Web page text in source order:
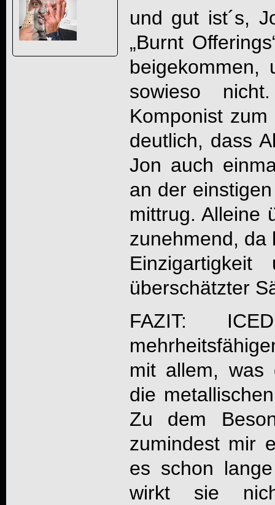
und gut ist´s,
„Burnt
sowieso
Komponist
deutlich, dass
Jon auch
an der
mittrug. Alleine
zunehmend, da
überschätzter
FAZIT:
mit allem, was
die
Zu dem
zumindest mir
es schon
wirkt sie